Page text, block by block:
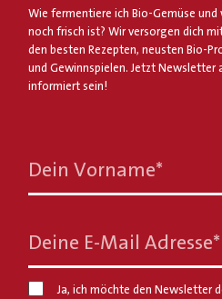
Wie fermentiere ich Bio-Gemüse und
noch frisch ist? Wir versorgen dich
den besten Rezepten, neusten Bio-
und Gewinnspielen. Jetzt Newsletter
informiert sein!
Dein Vorname*
Deine E-Mail Adresse*
Ja, ich möchte den Newsletter